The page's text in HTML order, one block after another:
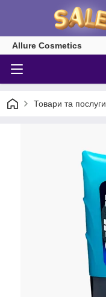
Allure Cosmetics
Товари та послуги